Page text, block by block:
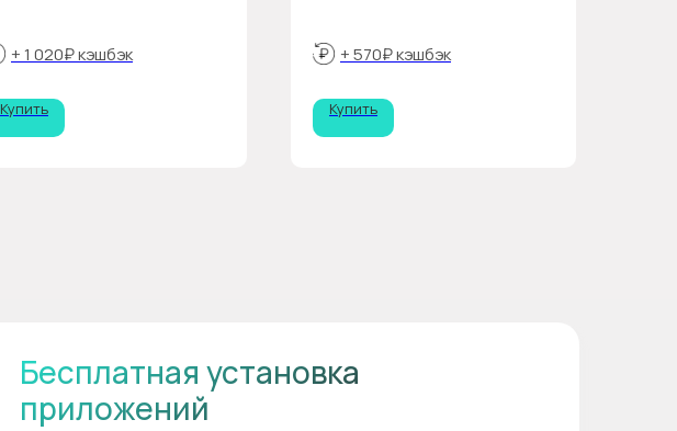
+ 1 020₽ кэшбэк
Купить
+ 570₽ кэшбэк
Купить
Бесплатная установка
приложений